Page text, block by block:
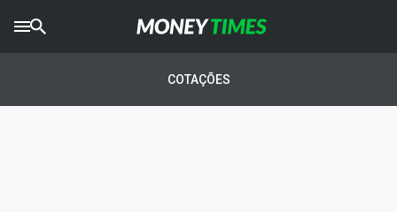
AGROTIMES
COTAÇÕES